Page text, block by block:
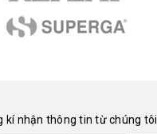
kí nhận thông tin từ chúng tôi